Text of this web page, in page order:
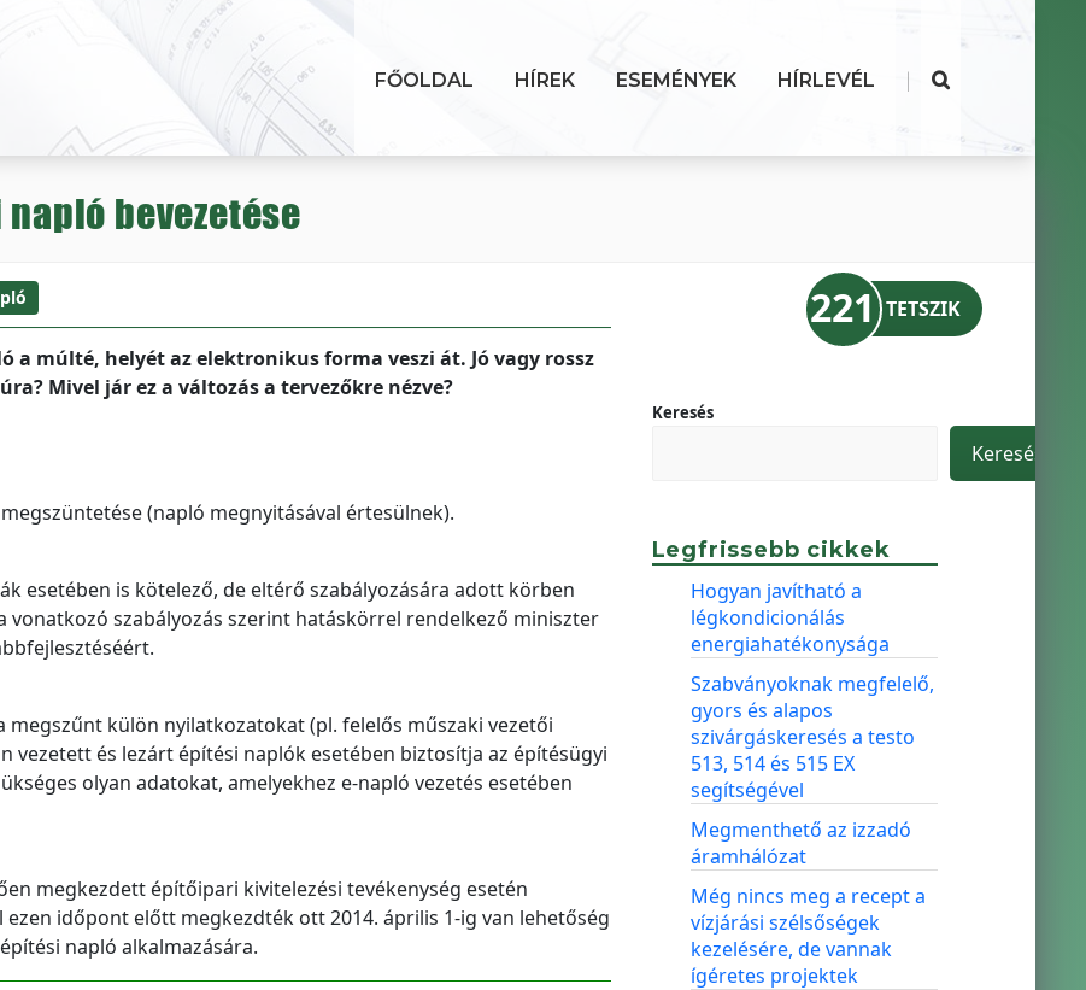
FŐOLDAL HÍREK ESEMÉNYEK HÍRLEVÉL |
bevezetése
a múlté, helyét az elektronikus forma veszi át. Jó vagy rossz
Mivel jár ez a változás a tervezőkre nézve?
(napló megnyitásával értesülnek).
esetében is kötelező, de eltérő szabályozására adott körben
vonatkozó szabályozás szerint hatáskörrel rendelkező miniszter
megszűnt külön nyilatkozatokat (pl. felelős műszaki vezetői
vezetett és lezárt építési naplók esetében biztosítja az építésügyi
olyan adatokat, amelyekhez e-napló vezetés esetében
megkezdett építőipari kivitelezési tevékenység esetén
időpont előtt megkezdték ott 2014. április 1-ig van lehetőség
napló alkalmazására.
221 TETSZIK
Keresés
Keresés
Legfrissebb cikkek
Hogyan javítható a
légkondicionálás
energiahatékonysága
Szabványoknak megfelelő,
gyors és alapos
szivárgáskeresés a testo
513, 514 és 515 EX
segítségével
Megmenthető az izzadó
áramhálózat
Még nincs meg a recept a
vízjárási szélsőségek
kezelésére, de vannak
ígéretes projektek